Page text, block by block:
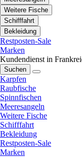
Weitere Fische
Schifffahrt
Bekleidung
Restposten-Sale
Marken
Kundendienst in
Suchen
Karpfen
Raubfische
Spinnfischen
Meeresangeln
Weitere Fische
Schifffahrt
Bekleidung
Restposten-Sale
Marken